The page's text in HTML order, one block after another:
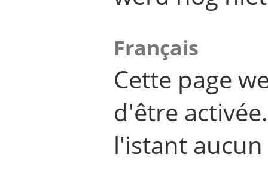
Français
Cette page
d'être
l'istant